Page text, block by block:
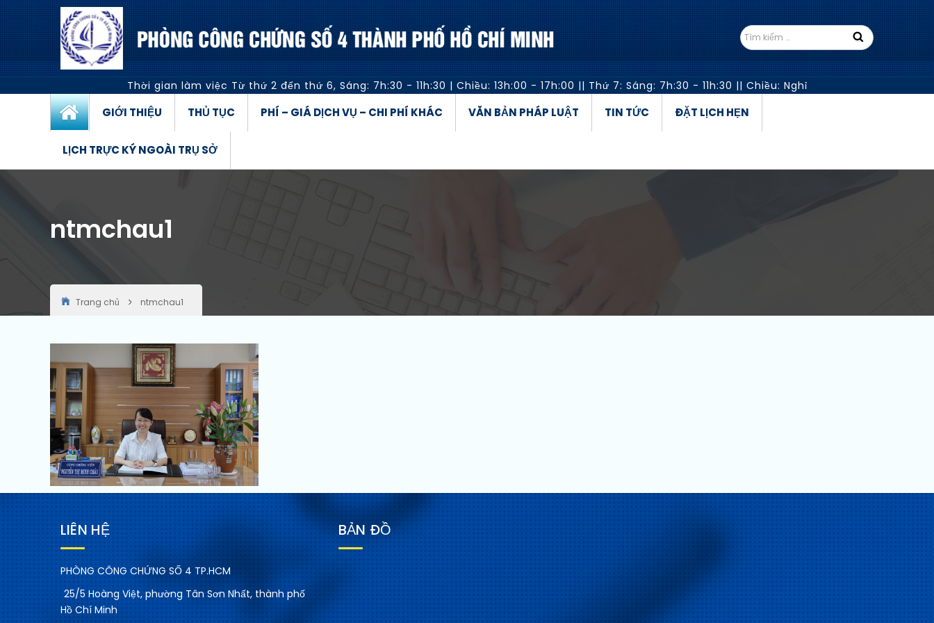
Thời gian làm việc Từ thứ 2 đến thứ 6, Sáng: 7h:30 - 11h:30 | Chiều: 13h:00 - 17h:00 || Thứ 7: Sáng: 7h:30 - 11h:30 || Chiều: Nghỉ
GIỚI THIỆU THỦ TỤC PHÍ – GIÁ DỊCH VỤ – CHI PHÍ KHÁC VĂN BẢN PHÁP LUẬT TIN TỨC ĐẶT LỊCH HẸN
LỊCH TRỰC KÝ NGOÀI TRỤ SỞ
ntmchau1
Trang chủ ntmchau1
LIÊN HỆ
PHÒNG CÔNG CHỨNG SỐ 4 TP.HCM
25/5 Hoàng Việt, phường Tân Sơn Nhất, thành phố
Hồ Chí Minh
BẢN ĐỒ